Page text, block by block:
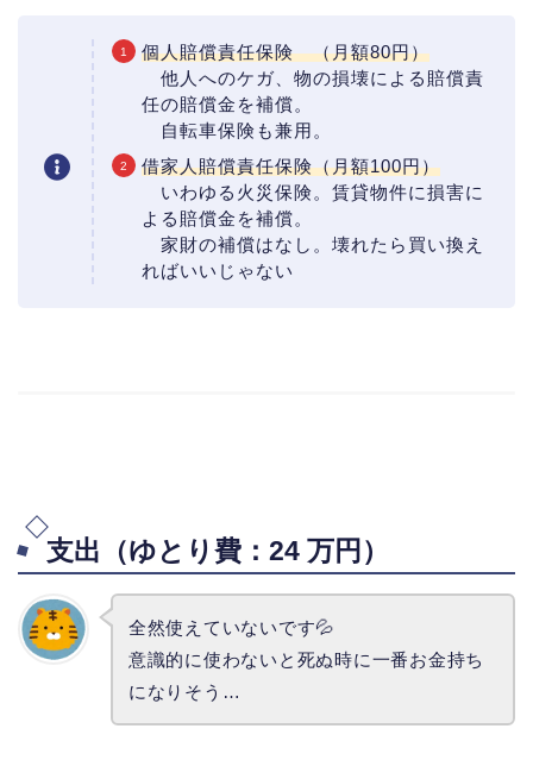
個人賠償責任保険 （月額80円）
他人へのケガ、物の損壊による賠償責
任の賠償金を補償。
自転車保険も兼用。
借家人賠償責任保険（月額100円）
いわゆる火災保険。賃貸物件に損害に
よる賠償金を補償。
家財の補償はなし。壊れたら買い換え
ればいいじゃない
支出（ゆとり費：24 万円）
全然使えていないです💦
意識的に使わないと死ぬ時に一番お金持ち
になりそう…